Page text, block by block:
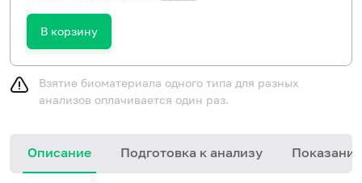
В корзину
Взятие биоматериала одного типа для разных
анализов оплачивается один раз.
Описание Подготовка к анализу